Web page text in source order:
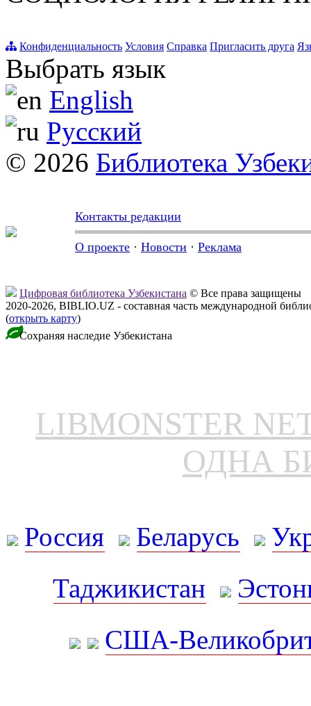
Конфиденциальность Условия Справка Пригласить друга
Выбрать язык
English
Русский
© 2026 Библиотека
Контакты редакции
О проекте · Новости · Реклама
Цифровая библиотека Узбекистана © Все права защищены
2020-2026, BIBLIO.UZ - составная часть международной
(открыть карту)
Сохраняя наследие Узбекистана
LIBMONSTER
ОДНА
Россия Беларусь
Таджикистан
США-